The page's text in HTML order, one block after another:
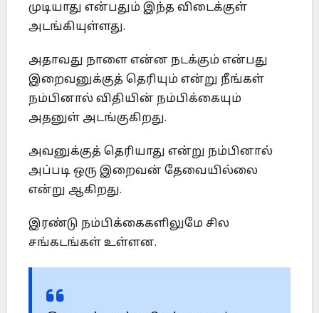
முடியாது என்பதும் இந்த விடைக்குள்
அடங்கியுள்ளது.
அதாவது நாளை என்ன நடக்கும் என்பது
இறைவனுக்குத் தெரியும் என்று நீங்கள்
நம்பினால் விதியின் நம்பிக்கையும்
அதனுள் அடங்குகிறது.
அவனுக்குத் தெரியாது என்று நம்பினால்
அப்படி ஒரு இறைவன் தேவையில்லை
என்று ஆகிறது.
இரண்டு நம்பிக்கைகளிலுமே சில
சங்கடங்கள் உள்ளன.